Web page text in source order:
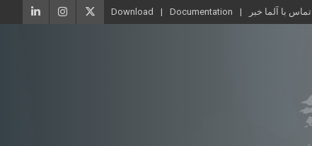
تماس با آلما خبر Documentation
Download